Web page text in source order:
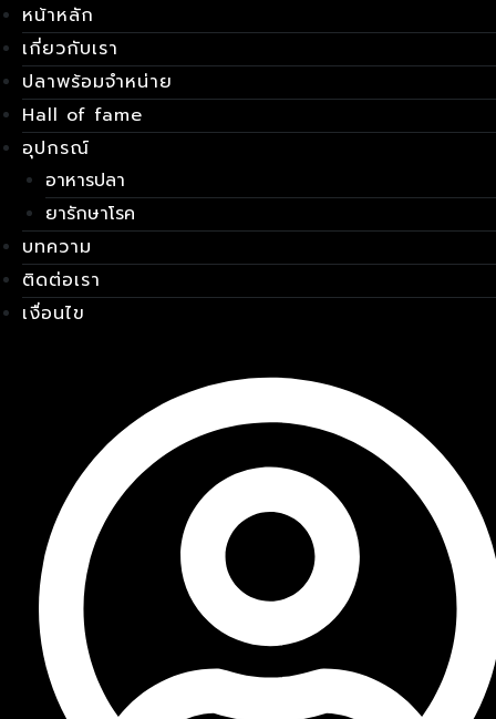
Skip
to
content
หน้าหลัก
เกี่ยวกับเรา
ปลาพร้อมจำหน่าย
Hall of fame
อุปกรณ์
อาหารปลา
ยารักษาโรค
บทความ
ติดต่อเรา
เงื่อนไข
เมนู